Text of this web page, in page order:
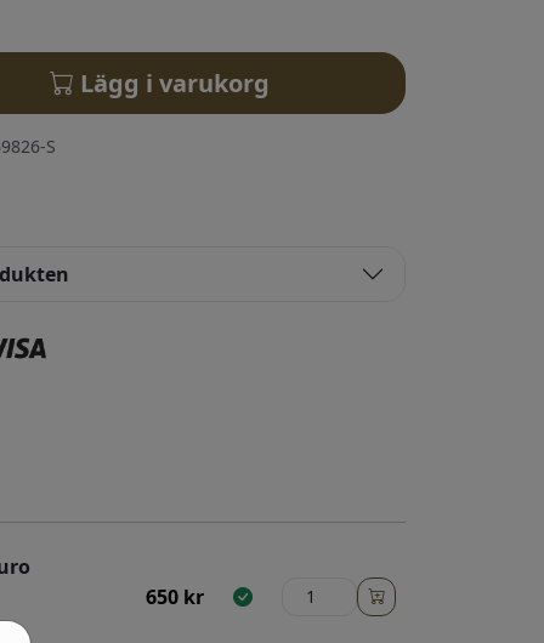
Lägg i varukorg
S
650 kr